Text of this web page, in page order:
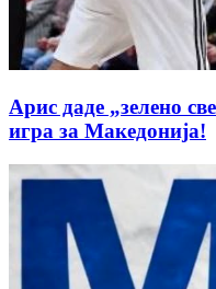
Арис даде „зелено
игра за Македонија!